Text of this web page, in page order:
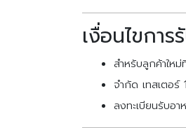
เงื่อนไขการ
สำหรับลูกค้าให
จำกัด เทสเตอ
ลงทะเบียนรับอ